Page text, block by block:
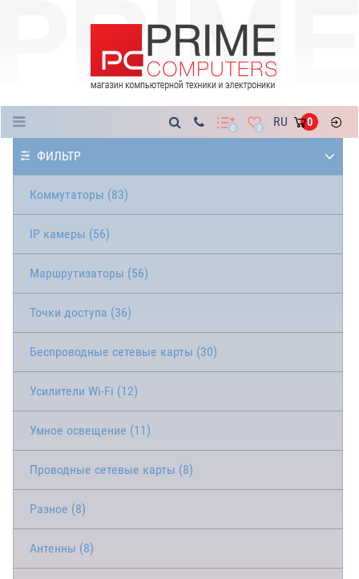
0 0 RU 0
ФИЛЬТР
Коммутаторы (83)
IP камеры (56)
Маршрутизаторы (56)
Точки доступа (36)
Беспроводные сетевые карты (30)
Усилители Wi-Fi (12)
Умное освещение (11)
Проводные сетевые карты (8)
Разное (8)
Антенны (8)